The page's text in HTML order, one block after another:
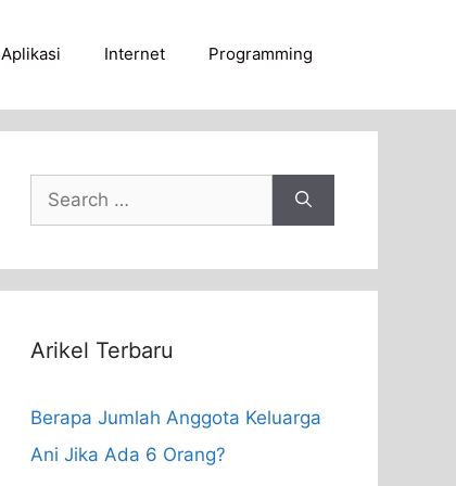
Aplikasi Internet Programming
Search
for:
Arikel Terbaru
Berapa Jumlah Anggota Keluarga
Ani Jika Ada 6 Orang?